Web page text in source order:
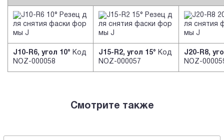
J10-R6, угол 10° Код
NOZ-000058
J15-R2, угол 15° Код
NOZ-000057
J20-R8,
NOZ-
Смотрите также